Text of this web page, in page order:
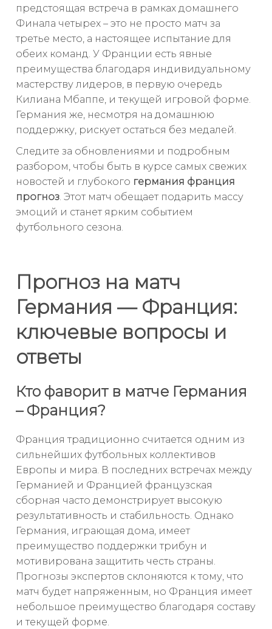
предстоящая встреча в рамках домашнего
Финала четырех – это не просто матч за
третье место, а настоящее испытание для
обеих команд. У Франции есть явные
преимущества благодаря индивидуальному
мастерству лидеров, в первую очередь
Килиана Мбаппе, и текущей игровой форме.
Германия же, несмотря на домашнюю
поддержку, рискует остаться без медалей.
Следите за обновлениями и подробным
разбором, чтобы быть в курсе самых свежих
новостей и глубокого германия франция
прогноз. Этот матч обещает подарить массу
эмоций и станет ярким событием
футбольного сезона.
Прогноз на матч
Германия — Франция:
ключевые вопросы и
ответы
Кто фаворит в матче Германия
– Франция?
Франция традиционно считается одним из
сильнейших футбольных коллективов
Европы и мира. В последних встречах между
Германией и Францией французская
сборная часто демонстрирует высокую
результативность и стабильность. Однако
Германия, играющая дома, имеет
преимущество поддержки трибун и
мотивирована защитить честь страны.
Прогнозы экспертов склоняются к тому, что
матч будет напряженным, но Франция имеет
небольшое преимущество благодаря составу
и текущей форме.